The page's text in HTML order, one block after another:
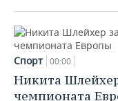
Спорт 00:00
Никита
чемпионата